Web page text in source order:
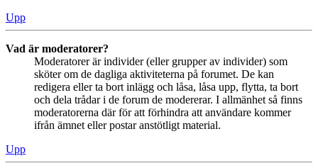
Upp
Vad är moderatorer?
Moderatorer är individer (eller grupper av individer) som
sköter om de dagliga aktiviteterna på forumet. De kan
redigera eller ta bort inlägg och låsa, låsa upp, flytta, ta bort
och dela trådar i de forum de modererar. I allmänhet så finns
moderatorerna där för att förhindra att användare kommer
ifrån ämnet eller postar anstötligt material.
Upp